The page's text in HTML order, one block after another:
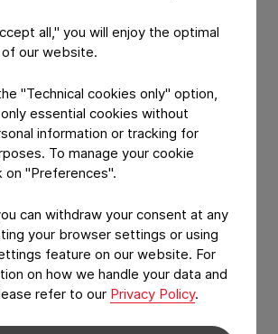
all," you will enjoy the optimal
our website.
"Technical cookies only" option,
essential cookies without
information or tracking for
To manage your cookie
on "Preferences".
can withdraw your consent at any
your browser settings or using
feature on our website. For
on how we handle your data and
refer to our Privacy Policy.
paneles: 1.550 módulos
3.456 m²
557.382 €
ayuda recibida: 83.607,30 €
Real Decreto 477/2021
25 años
Ambiental y